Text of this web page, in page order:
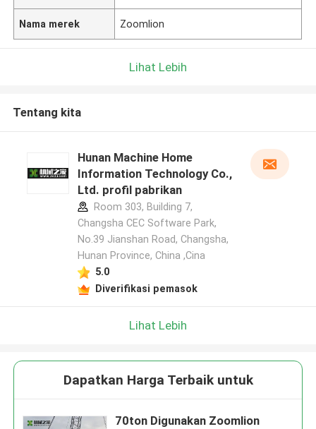
Nama merek Zoomlion
Lihat Lebih
Tentang kita
Hunan Machine Home
Information Technology Co.,
Ltd. profil pabrikan
Room 303, Building 7,
Changsha CEC Software Park,
No.39 Jianshan Road, Changsha,
Hunan Province, China ,Cina
5.0
Diverifikasi pemasok
Lihat Lebih
Dapatkan Harga Terbaik untuk
70ton Digunakan Zoomlion